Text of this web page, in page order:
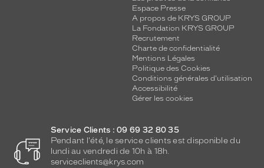
Espace Presse
A propos de KRYS GROUP
La Fondation KRYS GROUP
Recrutement
Charte de confidentialité
Mentions Légales
Politique des Cookies
Conditions générales d'utilisation
Accessibilité
Gérer les cookies
Service Clients : 09 69 32 80 35
Pendant l'été, le service clients est disponible du
lundi au vendredi de 10h à 18h.
serviceclients@krys.com